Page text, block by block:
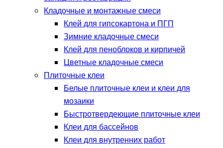
Кладочные и монтажные смеси
Клей для гипсокартона и ПГП
Зимние кладочные смеси
Клей для пеноблоков и кирпичей
Цветные кладочные смеси
Плиточные клеи
Белые плиточные клеи и клеи для
мозаики
Быстротвердеющие плиточные клеи
Клеи для бассейнов
Клеи для внутренних работ